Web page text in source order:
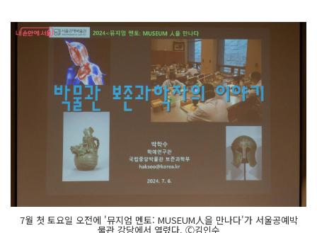
7월 첫 토요일 오전에 '뮤지엄 멘토: MUSEUM人을 만나다'가 서울공예박
물관 강당에서 열렸다. Ⓒ김인수